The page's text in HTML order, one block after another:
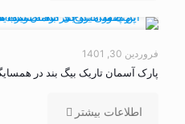
فروردین 30, 1401
پارک آسمان تاریک بیگ بند در
اطلاعات بیشتر